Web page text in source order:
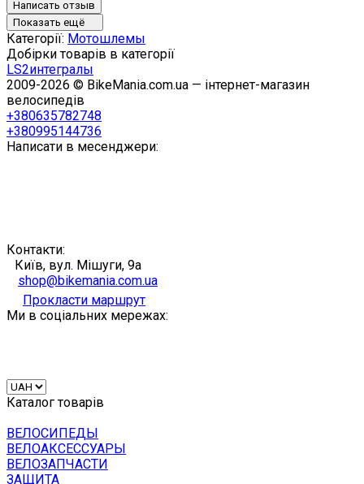
Написать отзыв
Показать ещё
Категорії: Мотошлемы
Добірки товарів в категорії
LS2интегралы
2009-2026 © BikeMania.com.ua — інтернет-магазин
велосипедів
+380635782748
+380995144736
Написати в месенджери:
Контакти:
Київ, вул. Мішуги, 9а
shop@bikemania.com.ua
Прокласти маршрут
Ми в соціальних мережах:
Каталог товарів
ВЕЛОСИПЕДЫ
ВЕЛОАКСЕССУАРЫ
ВЕЛОЗАПЧАСТИ
ЗАЩИТА